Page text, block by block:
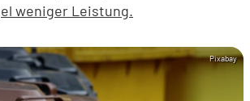
weniger Leistung.
Pixabay